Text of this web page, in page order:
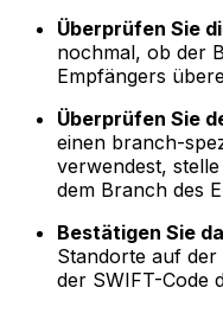
Überprüfen Sie
nochmal, ob der
Empfängers
Überprüfen Sie
einen branch-
verwendest,
dem Branch des
Bestätigen Sie
Standorte auf
der SWIFT-Code